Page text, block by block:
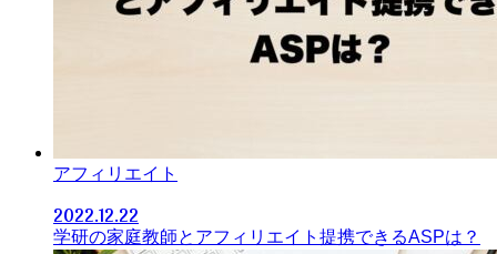
アフィリエイト
2022.12.22
学研の家庭教師とアフィリエイト提携できるASPは？